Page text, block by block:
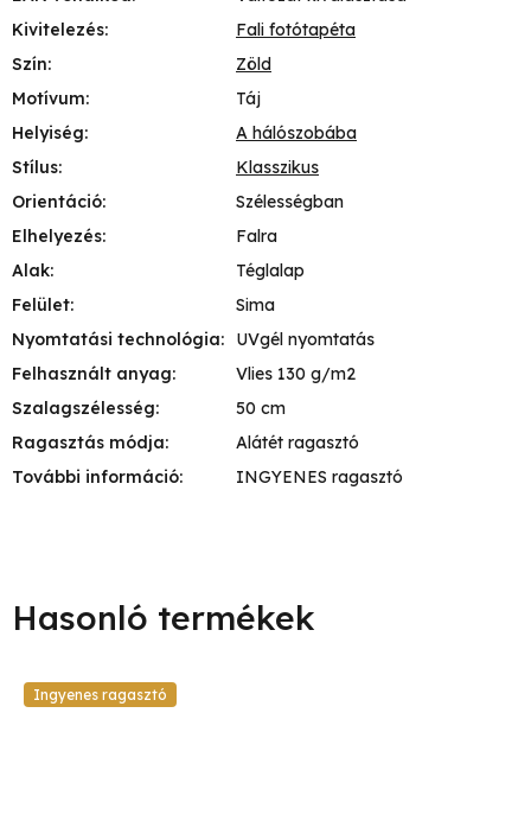
Kivitelezés:
Fali fotótapéta
Szín:
Zöld
Motívum:
Táj
Helyiség:
A hálószobába
Stílus:
Klasszikus
Orientáció:
Szélességban
Elhelyezés:
Falra
Alak:
Téglalap
Felület:
Sima
Nyomtatási technológia:
UVgél nyomtatás
Felhasznált anyag:
Vlies 130 g/m2
Szalagszélesség:
50 cm
Ragasztás módja:
Alátét ragasztó
További információ: INGYENES ragasztó
Ingyenes ragasztó